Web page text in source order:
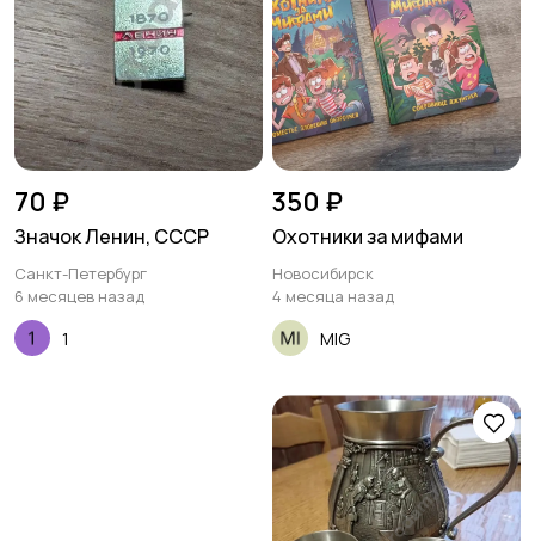
70 ₽
Значок Ленин, СССР
Санкт-Петербург
6 месяцев назад
1
350 ₽
Охотники за мифами
Новосибирск
4 месяца назад
MIG